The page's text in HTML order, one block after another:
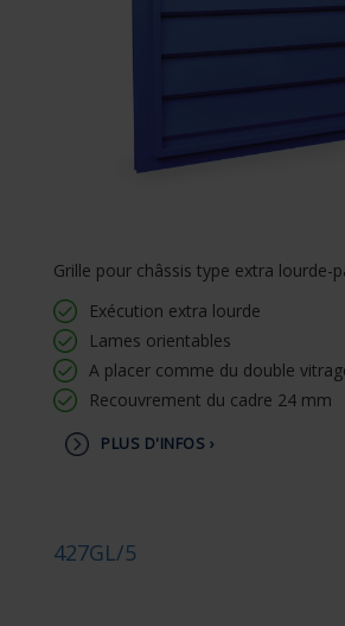
Grille pour châssis type extra lourde-
Exécution extra lourde
Lames orientables
A placer comme du double
Recouvrement du cadre 24 mm
PLUS D'INFOS ›
427GL/5